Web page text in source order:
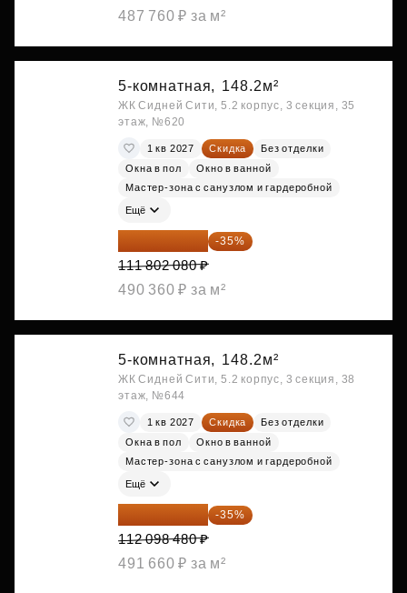
487 760 ₽ за м²
5-комнатная, 148.2м²
ЖК Сидней Сити, 5.2 корпус, 3 секция, 35
этаж, №620
1 кв 2027 Скидка
Без отделки
Окна в пол
Окно в ванной
Мастер-зона с санузлом и гардеробной
Ещё
72 671 352 ₽ -35%
111 802 080 ₽
490 360 ₽ за м²
5-комнатная, 148.2м²
ЖК Сидней Сити, 5.2 корпус, 3 секция, 38
этаж, №644
1 кв 2027 Скидка
Без отделки
Окна в пол
Окно в ванной
Мастер-зона с санузлом и гардеробной
Ещё
72 864 012 ₽ -35%
112 098 480 ₽
491 660 ₽ за м²